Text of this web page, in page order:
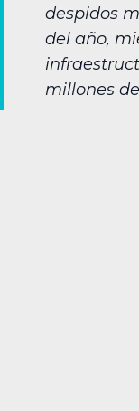
despidos
del año,
millones